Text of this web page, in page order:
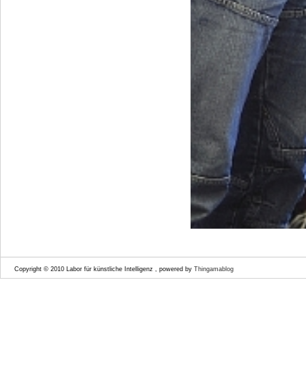
Copyright © 2010 Labor für künstliche Intelligenz , powered by Thingamablog